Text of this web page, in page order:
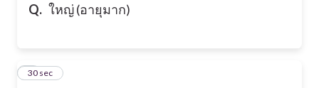
Q. ใหญ่ (อายุมาก)
9
30 sec